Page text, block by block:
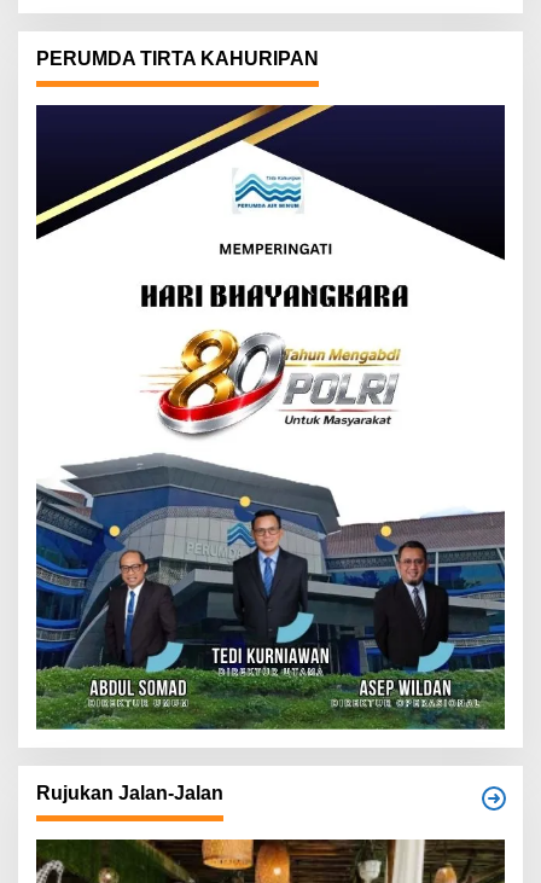
PERUMDA TIRTA KAHURIPAN
Rujukan Jalan-Jalan